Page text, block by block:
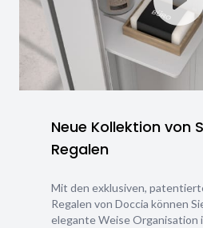
Neue Kollektion von
Regalen
Mit den exklusiven,
Regalen von Doccia können
elegante Weise Organisation